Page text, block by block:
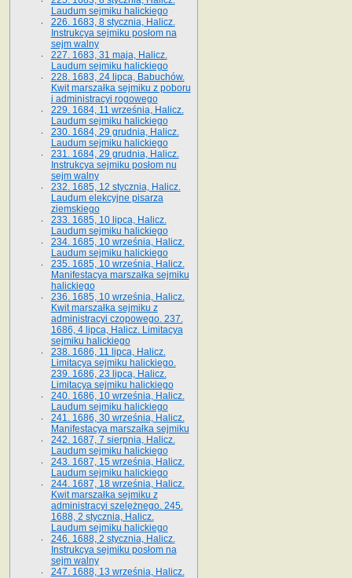
Laudum sejmiku halickiego
226. 1683, 8 stycznia, Halicz.
Instrukcya sejmiku posłom na
sejm walny
227. 1683, 31 maja, Halicz.
Laudum sejmiku halickiego
228. 1683, 24 lipca, Babuchów.
Kwit marszałka sejmiku z poboru
i administracyi rogowego
229. 1684, 11 września, Halicz.
Laudum sejmiku halickiego
230. 1684, 29 grudnia, Halicz.
Laudum sejmiku halickiego
231. 1684, 29 grudnia, Halicz.
Instrukcya sejmiku posłom nu
sejm walny
232. 1685, 12 stycznia, Halicz.
Laudum elekcyjne pisarza
ziemskiego
233. 1685, 10 lipca, Halicz.
Laudum sejmiku halickiego
234. 1685, 10 września, Halicz.
Laudum sejmiku halickiego
235. 1685, 10 września, Halicz.
Manifestacya marszałka sejmiku
halickiego
236. 1685, 10 września, Halicz.
Kwit marszałka sejmiku z
administracyi czopowego. 237.
1686, 4 lipca, Halicz. Limitacya
sejmiku halickiego
238. 1686, 11 lipca, Halicz.
Limitacya sejmiku halickiego.
239. 1686, 23 lipca, Halicz.
Limitacya sejmiku halickiego
240. 1686, 10 września, Halicz.
Laudum sejmiku halickiego
241. 1686, 30 września, Halicz.
Manifestacya marszałka sejmiku
242. 1687, 7 sierpnia, Halicz.
Laudum sejmiku halickiego
243. 1687, 15 września, Halicz.
Laudum sejmiku halickiego
244. 1687, 18 września, Halicz.
Kwit marszałka sejmiku z
administracyi szelężnego. 245.
1688, 2 stycznia, Halicz.
Laudum sejmiku halickiego
246. 1688, 2 stycznia, Halicz.
Instrukcya sejmiku posłom na
sejm walny
247. 1688, 13 września, Halicz.